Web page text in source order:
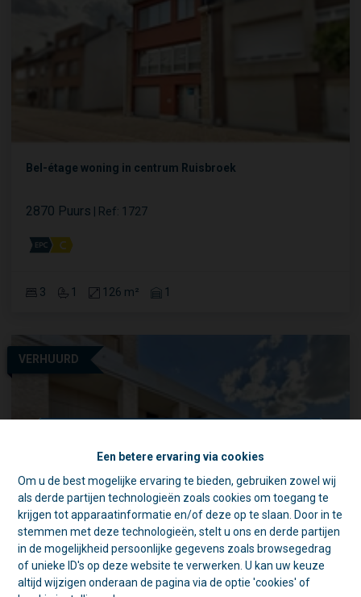
Een betere ervaring via cookies
Om u de best mogelijke ervaring te bieden, gebruiken zowel wij
als derde partijen technologieën zoals cookies om toegang te
krijgen tot apparaatinformatie en/of deze op te slaan. Door in te
stemmen met deze technologieën, stelt u ons en derde partijen
in de mogelijkheid persoonlijke gegevens zoals browsegedrag
of unieke ID's op deze website te verwerken. U kan uw keuze
altijd wijzigen onderaan de pagina via de optie 'cookies' of
Bel-étage woning in centrum Ruisbroek
2870 Puurs Ref: 1727
3 1 126 m² 1
VERHUURD
Modern glv appt 2 slpk met tuin
☀️ Achter elke gesloten deur schuilt
een goede reden. 🏡
Tijdens de zomer zijn we vaak op pad
voor schattingen en bezichtigingen.
Daarom is ons kantoor in de namiddag
voornamelijk geopend op afspraak.